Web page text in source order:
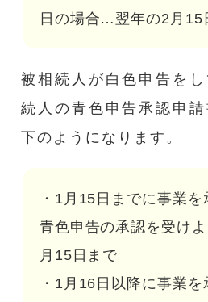
日の場合…翌年の2月15
被相続人が白色申告を
続人の青色申告承認申
下のようになります。
・1月15日までに事業
青色申告の承認を受け
月15日まで
・1月16日以降に事業